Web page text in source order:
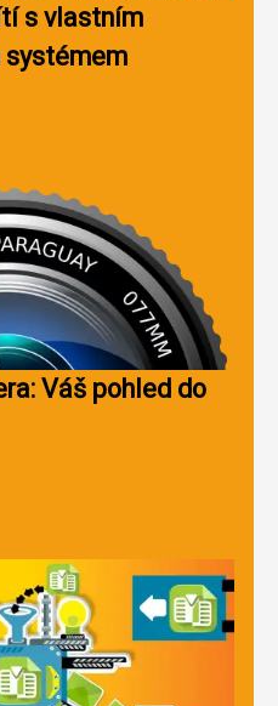
s vlastním
Váš pohled do